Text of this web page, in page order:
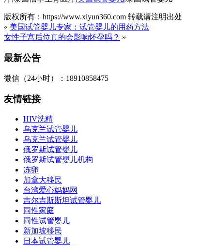
版权所有：https://www.xiyun360.com 转载请注明出处
« 美国试管婴儿专家：试管婴儿的用药方法
女性子宫后位真的会影响怀孕吗？ »
最新公告
微信（24小时）：18910858475
友情链接
HIV洗精
乌克兰试管婴儿
乌克兰试管婴儿
俄罗斯试管婴儿
俄罗斯试管婴儿机构
冻卵
加拿大移民
台湾爱心妈妈网
吉尔吉斯斯坦试管婴儿
同性家庭
同性试管婴儿
新加坡移民
日本试管婴儿